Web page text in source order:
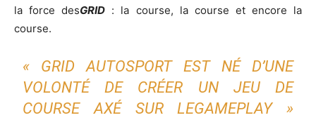
la force desGRID : la course, la course et encore la
course.
« GRID AUTOSPORT EST NÉ D’UNE
VOLONTÉ DE CRÉER UN JEU DE
COURSE AXÉ SUR LEGAMEPLAY »